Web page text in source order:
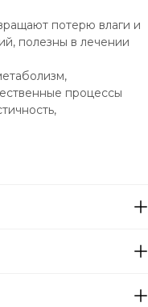
потерю влаги и
полезны в лечении
процессы